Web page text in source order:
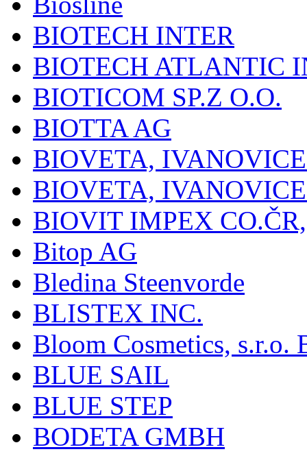
BIOTECH INTER
BIOTECH ATLANTIC
BIOTICOM SP.Z O.O.
BIOTTA AG
BIOVETA,
BIOVETA,
BIOVIT IMPEX
Bitop AG
Bledina Steenvorde
BLISTEX INC.
Bloom Cosmetics, s.r.o.
BLUE SAIL
BLUE STEP
BODETA GMBH